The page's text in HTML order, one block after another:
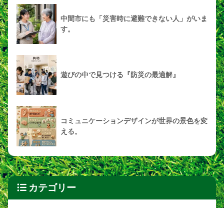
中間市にも「災害時に避難できない人」がいま
す。
遊びの中で見つける『防災の最適解』
コミュニケーションデザインが世界の景色を変
える。
カテゴリー